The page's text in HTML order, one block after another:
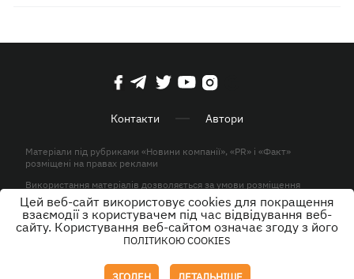
Контакти Автори
Матеріали під рубриками «Новини компанії», «PR» і «Факт»
розміщені на правах реклами
Використання матеріалів дозволяється за умови розміщення
активного гіперпосилання на KP.UA в першому абзаці.
© ТОВ «ЮЛАВ МЕДІА» 2026. Всі права захищені.
Цей веб-сайт використовує cookies для покращення
взаємодії з користувачем під час відвідування веб-
сайту. Користування веб-сайтом означає згоду з його
ПОЛІТИКОЮ COOKIES